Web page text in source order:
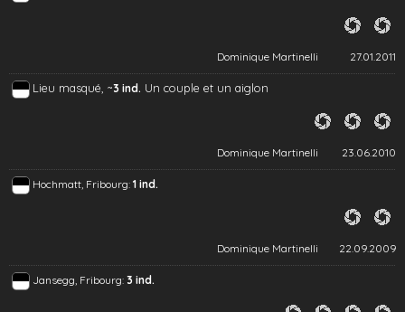
Dominique Martinelli 27.01.2011
Lieu masqué, ~3 ind. Un couple et un aiglon
Dominique Martinelli 23.06.2010
Hochmatt, Fribourg: 1 ind.
Dominique Martinelli 22.09.2009
Jansegg, Fribourg: 3 ind.